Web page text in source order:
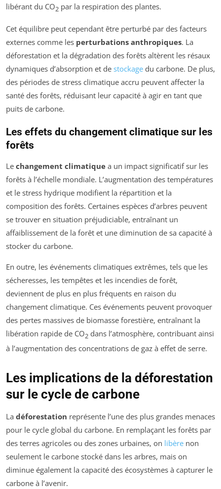
libérant du CO2 par la respiration des plantes.
Cet équilibre peut cependant être perturbé par des facteurs
externes comme les perturbations anthropiques. La
déforestation et la dégradation des forêts altèrent les résaux
dynamiques d’absorption et de stockage du carbone. De plus,
des périodes de stress climatique accru peuvent affecter la
santé des forêts, réduisant leur capacité à agir en tant que
puits de carbone.
Les effets du changement climatique sur les
forêts
Le changement climatique a un impact significatif sur les
forêts à l’échelle mondiale. L’augmentation des températures
et le stress hydrique modifient la répartition et la
composition des forêts. Certaines espèces d’arbres peuvent
se trouver en situation préjudiciable, entraînant un
affaiblissement de la forêt et une diminution de sa capacité à
stocker du carbone.
En outre, les événements climatiques extrêmes, tels que les
sécheresses, les tempêtes et les incendies de forêt,
deviennent de plus en plus fréquents en raison du
changement climatique. Ces événements peuvent provoquer
des pertes massives de biomasse forestière, entraînant la
libération rapide de CO2 dans l’atmosphère, contribuant ainsi
à l’augmentation des concentrations de gaz à effet de serre.
Les implications de la déforestation
sur le cycle de carbone
La déforestation représente l’une des plus grandes menaces
pour le cycle global du carbone. En remplaçant les forêts par
des terres agricoles ou des zones urbaines, on libère non
seulement le carbone stocké dans les arbres, mais on
diminue également la capacité des écosystèmes à capturer le
carbone à l’avenir.